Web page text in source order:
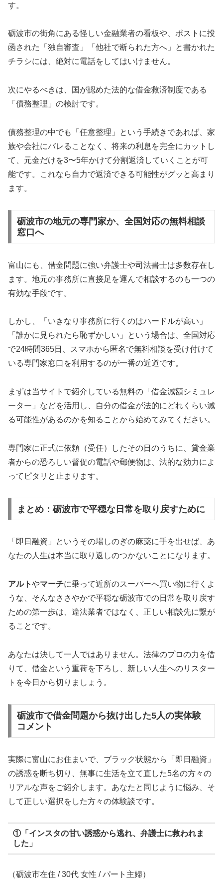
す。
砺波市の街角にある怪しい金融業者の看板や、ポストに投
函された「独自審査」「他社で断られた方へ」と書かれた
チラシには、絶対に電話をしてはいけません。
次にやるべきは、国が認めた法的な借金救済制度である
「債務整理」の検討です。
債務整理の中でも「任意整理」という手続きであれば、家
族や会社にバレることなく、将来の利息を完全にカットし
て、元金だけを3〜5年かけて分割返済していくことが可
能です。これなら自力で返済できる可能性がグッと高まり
ます。
砺波市の地元の専門家か、全国対応の無料相談
窓口へ
富山にも、借金問題に強い弁護士や司法書士は多数存在し
ます。地元の事務所に直接足を運んで相談するのも一つの
有効な手段です。
しかし、「いきなり事務所に行くのはハードルが高い」
「誰かに見られたら恥ずかしい」という場合は、全国対応
で24時間365日、スマホから匿名で無料相談を受け付けて
いる専門家窓口を利用するのが一番の近道です。
まずは当サイトで紹介している無料の「借金減額シミュレ
ーター」などを活用し、自分の借金が法的にどれくらい減
る可能性があるのかを知ることから始めてみてください。
専門家に正式に依頼（受任）したその日のうちに、貸金業
者からの恐ろしい督促の電話や郵便物は、法的な効力によ
ってピタリと止まります。
まとめ：砺波市で平穏な日常を取り戻すために
「即日融資」というその場しのぎの麻薬に手を出せば、あ
なたの人生は本当に取り返しのつかないことになります。
アルトやマーチに乗って近所のスーパーへ買い物に行くよ
うな、そんなささやかで平穏な砺波市での日常を取り戻す
ための第一歩は、違法業者ではなく、正しい相談先に繋が
ることです。
あなたは決して一人ではありません。法律のプロの力を借
りて、借金という重荷を下ろし、新しい人生へのリスター
トを今日から切りましょう。
砺波市で借金問題から抜け出した5人の実体験
コメント
実際に富山にお住まいで、ブラック状態から「即日融資」
の誘惑を断ち切り、無事に生活を立て直した5名の方々の
リアルな声をご紹介します。あなたと同じように悩み、そ
して正しい選択をした方々の体験談です。
①「インスタの甘い誘惑から逃れ、弁護士に救われま
した」
（砺波市在住 / 30代 女性 / パート主婦）